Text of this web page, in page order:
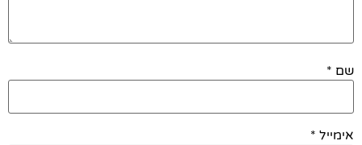
שם *
אימייל *